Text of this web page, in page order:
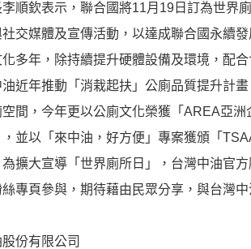
順欽表示，聯合國將11月19日訂為世界
交媒體及宣傳活動，以達成聯合國永續
多年，除持續提升硬體設備及環境，配
近年推動「消栽起扶」公廁品質提升計
空間，今年更以公廁文化榮獲「AREA亞
，並以「來中油，好方便」專案獲頒「
擴大宣導「世界廁所日」，台灣中油官
專頁參與，期待藉由民眾分享，與台灣
份有限公司